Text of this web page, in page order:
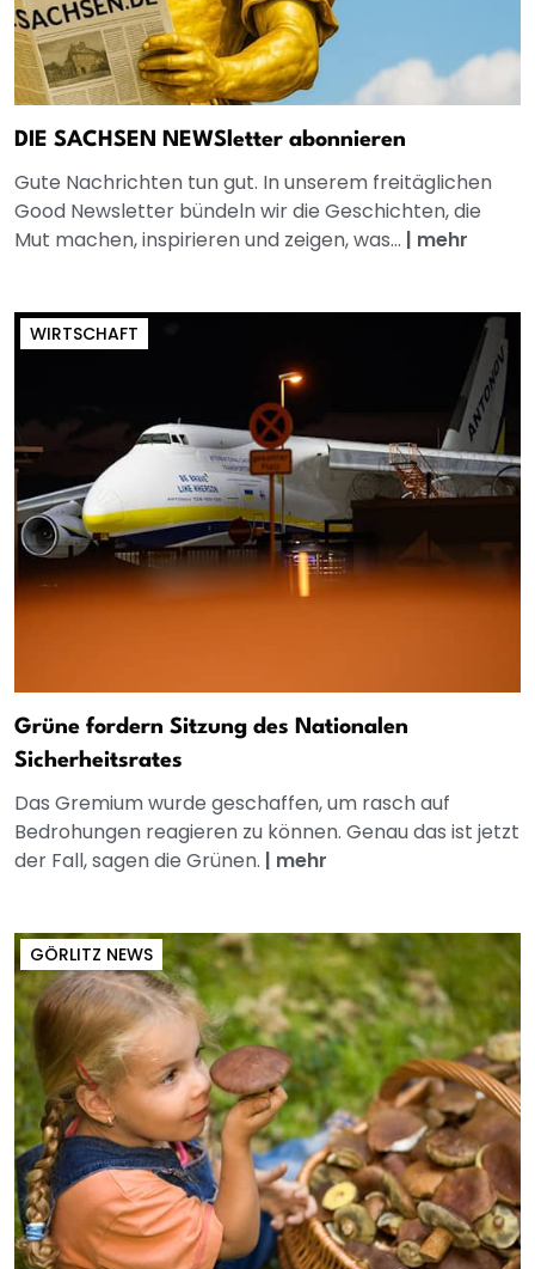
DIE SACHSEN NEWSletter abonnieren
Gute Nachrichten tun gut. In unserem freitäglichen
Good Newsletter bündeln wir die Geschichten, die
Mut machen, inspirieren und zeigen, was... | mehr
WIRTSCHAFT
Grüne fordern Sitzung des Nationalen
Sicherheitsrates
Das Gremium wurde geschaffen, um rasch auf
Bedrohungen reagieren zu können. Genau das ist jetzt
der Fall, sagen die Grünen. | mehr
GÖRLITZ NEWS